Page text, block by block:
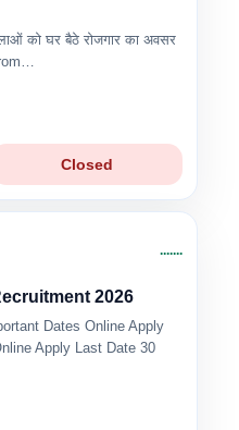
को घर बैठे रोजगार का अवसर
Closed
.......
2026
Dates Online Apply
Apply Last Date 30